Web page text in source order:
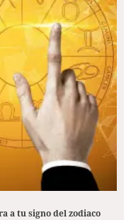
a tu signo del zodiaco